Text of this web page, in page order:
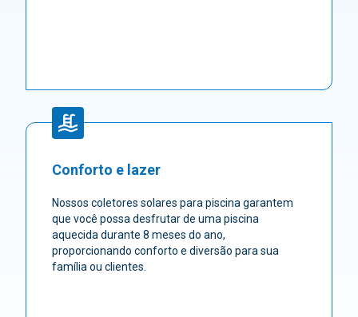
Conforto e lazer
Nossos coletores solares para piscina garantem
que você possa desfrutar de uma piscina
aquecida durante 8 meses do ano,
proporcionando conforto e diversão para sua
família ou clientes.